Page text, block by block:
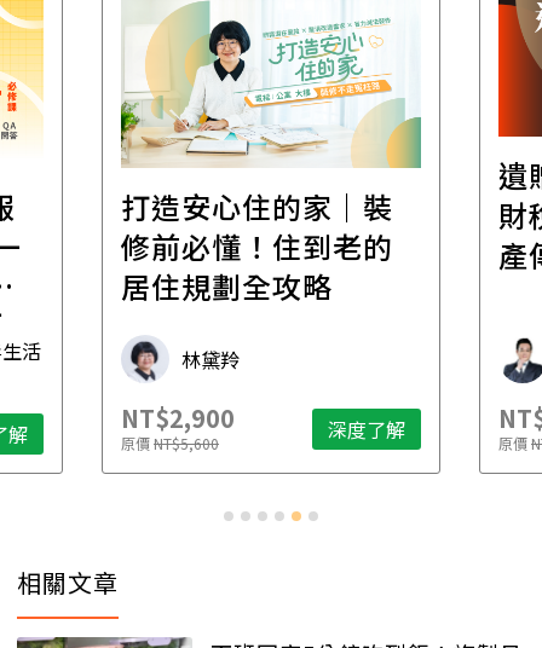
活
解
打造安心住的家｜裝
修前必懂！住到老的
居住規劃全攻略
林黛羚
NT$2,900
原價NT$5,600 深度了解
遺
財
產
原價
相關文章